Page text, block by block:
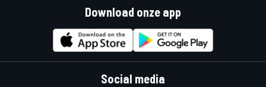
Download onze app
Social media